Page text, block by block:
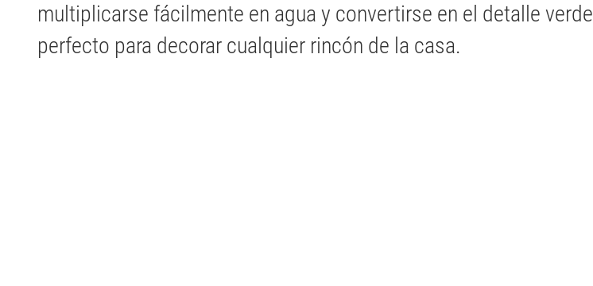
multiplicarse fácilmente en agua y convertirse en el detalle verde
perfecto para decorar cualquier rincón de la casa.